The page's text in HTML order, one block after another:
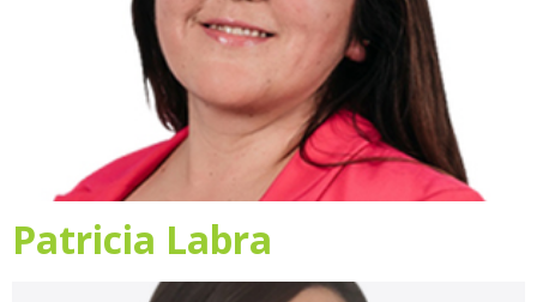
Patricia Labra